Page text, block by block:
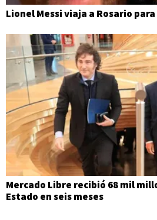
Lionel Messi viaja a Rosario
Mercado Libre recibió 68 mil
Estado en seis meses